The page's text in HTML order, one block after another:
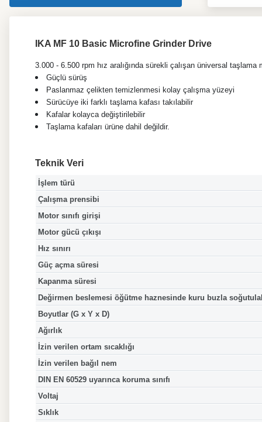
IKA MF 10 Basic Microfine Grinder Drive
3.000 - 6.500 rpm hız aralığında sürekli çalışan üniversal taşlama
Güçlü sürüş
Paslanmaz çelikten temizlenmesi kolay çalışma yüzeyi
Sürücüye iki farklı taşlama kafası takılabilir
Kafalar kolayca değiştirilebilir
Taşlama kafaları ürüne dahil değildir.
Teknik Veri
İşlem türü
Çalışma prensibi
Motor sınıfı girişi
Motor gücü çıkışı
Hız sınırı
Güç açma süresi
Kapanma süresi
Değirmen beslemesi öğütme haznesinde kuru buzla
Boyutlar (G x Y x D)
Ağırlık
İzin verilen ortam sıcaklığı
İzin verilen bağıl nem
DIN EN 60529 uyarınca koruma sınıfı
Voltaj
Sıklık